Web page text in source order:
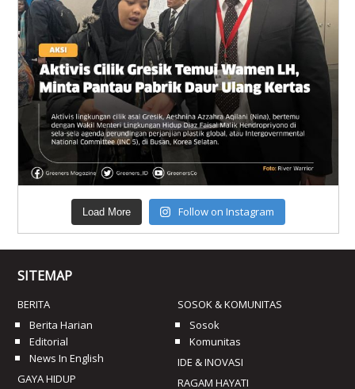
Load More Follow on Instagram
SITEMAP
BERITA
Berita Harian
Editorial
News In English
GAYA HIDUP
SOSOK & KOMUNITAS
Sosok
Komunitas
IDE & INOVASI
RAGAM HAYATI